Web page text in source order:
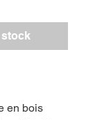
en bois